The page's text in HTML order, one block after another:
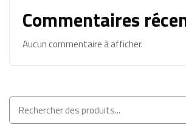
Commentaires
Aucun commentaire à afficher.